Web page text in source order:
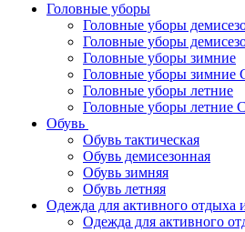
Головные уборы
Головные уборы
Головные уборы
Головные уборы зимние
Головные уборы зимние
Головные уборы летние
Головные уборы летние
Обувь
Обувь тактическая
Обувь демисезонная
Обувь зимняя
Обувь летняя
Одежда для активного отдыха
Одежда для активного